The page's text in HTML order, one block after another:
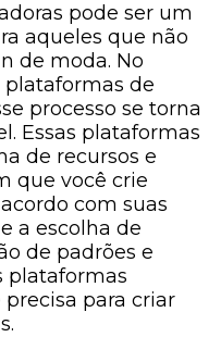
pode ser um
aqueles que não
de moda. No
de
processo se torna
Essas plataformas
de recursos e
que você crie
com suas
a escolha de
de padrões e
plataformas
para criar